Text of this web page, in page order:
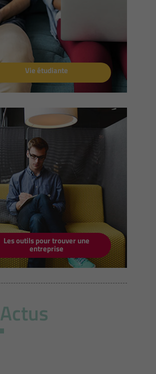
Vie étudiante
Les outils pour trouver une
entreprise
Actus